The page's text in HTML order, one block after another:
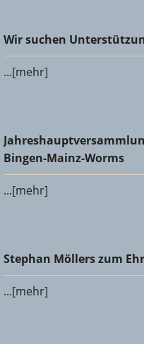
Wir suchen Unterstützung
Wir suchen
...[mehr]
Jahreshauptversammlung
Mainz-Worms
Bingen-Mainz-Worms
...[mehr]
Stephan Möllers zum
Stephan Möllers zum
...[mehr]